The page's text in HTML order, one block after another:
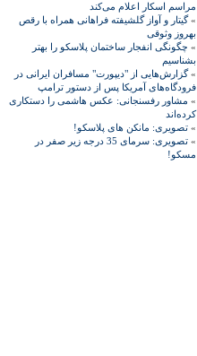
مراسم اسکار اعلام می‌کند
»گیتار و آواز گلشیفته فراهانی همراه با رقص
بهروز وثوقی
» چگونگی انفجار ساختمان پلاسکو را بهتر
بشناسیم
»گزارش‌هایی از "دیپورت" مسافران ایرانی در
فرودگاه‌های آمریکا پس از دستور ترامپ
» مشاور رفسنجانی: عکس هاشمی را دستکاری
کرده‌اند
» تصویری: مانکن های پلاسکو!
»
تصویری: سرمای 35 درجه زیر صفر در
مسکو!